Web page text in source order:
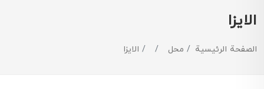
الایزا
الصفحة الرئيسية محل الایزا